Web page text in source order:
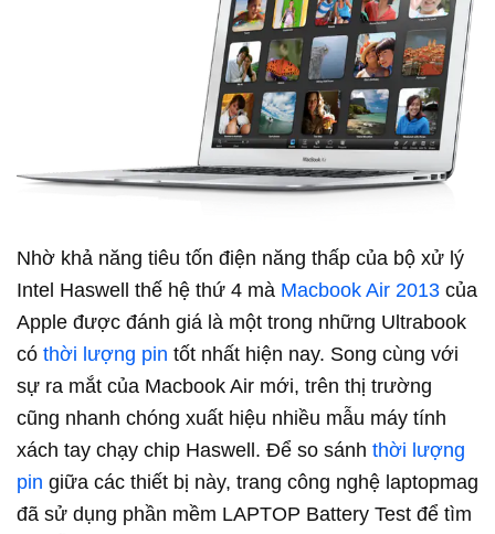
Nhờ khả năng tiêu tốn điện năng thấp của bộ xử lý
Intel Haswell thế hệ thứ 4 mà Macbook Air 2013 của
Apple được đánh giá là một trong những Ultrabook
có thời lượng pin tốt nhất hiện nay. Song cùng với
sự ra mắt của Macbook Air mới, trên thị trường
cũng nhanh chóng xuất hiệu nhiều mẫu máy tính
xách tay chạy chip Haswell. Để so sánh thời lượng
pin giữa các thiết bị này, trang công nghệ laptopmag
đã sử dụng phần mềm LAPTOP Battery Test để tìm